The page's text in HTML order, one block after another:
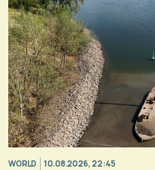
WORLD 10.08.2026, 22:45